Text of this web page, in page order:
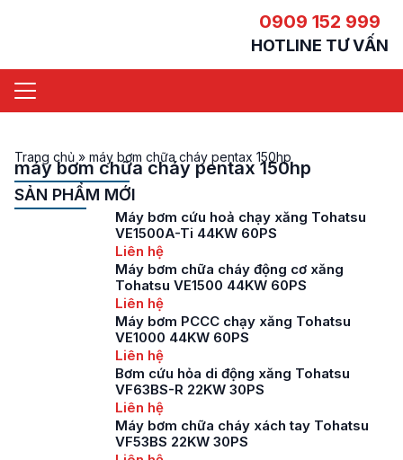
0909 152 999
HOTLINE TƯ VẤN
Trang chủ » máy bơm chữa cháy pentax 150hp
máy bơm chữa cháy pentax 150hp
SẢN PHẨM MỚI
Máy bơm cứu hoả chạy xăng Tohatsu
VE1500A-Ti 44KW 60PS
Liên hệ
Máy bơm chữa cháy động cơ xăng
Tohatsu VE1500 44KW 60PS
Liên hệ
Máy bơm PCCC chạy xăng Tohatsu
VE1000 44KW 60PS
Liên hệ
Bơm cứu hỏa di động xăng Tohatsu
VF63BS-R 22KW 30PS
Liên hệ
Máy bơm chữa cháy xách tay Tohatsu
VF53BS 22KW 30PS